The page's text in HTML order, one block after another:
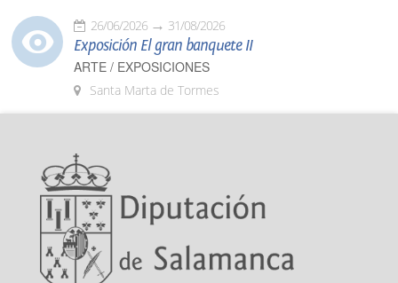
26/06/2026 31/08/2026
Exposición El gran banquete II
ARTE / EXPOSICIONES
Santa Marta de Tormes